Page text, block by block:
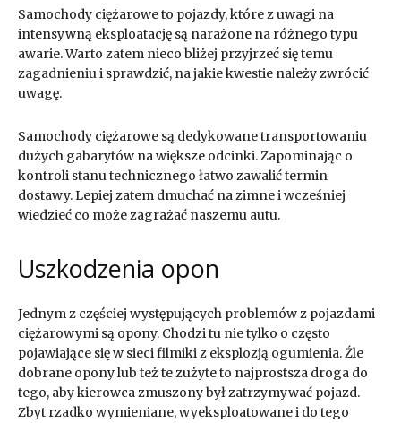
Samochody ciężarowe to pojazdy, które z uwagi na
intensywną eksploatację są narażone na różnego typu
awarie. Warto zatem nieco bliżej przyjrzeć się temu
zagadnieniu i sprawdzić, na jakie kwestie należy zwrócić
uwagę.
Samochody ciężarowe są dedykowane transportowaniu
dużych gabarytów na większe odcinki. Zapominając o
kontroli stanu technicznego łatwo zawalić termin
dostawy. Lepiej zatem dmuchać na zimne i wcześniej
wiedzieć co może zagrażać naszemu autu.
Uszkodzenia opon
Jednym z częściej występujących problemów z pojazdami
ciężarowymi są opony. Chodzi tu nie tylko o często
pojawiające się w sieci filmiki z eksplozją ogumienia. Źle
dobrane opony lub też te zużyte to najprostsza droga do
tego, aby kierowca zmuszony był zatrzymywać pojazd.
Zbyt rzadko wymieniane, wyeksploatowane i do tego